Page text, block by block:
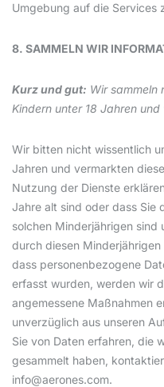
Umgebung auf die Services
8. SAMMELN WIR
Kurz und gut: Wir sammeln
Kindern unter 18 Jahren
Wir bitten nicht wissentlich
Jahren und vermarkten
Nutzung der Dienste
Jahre alt sind oder dass Sie
solchen Minderjährigen
durch diesen Minderjährigen
dass personenbezogene
erfasst wurden, werden wir
angemessene Maßnahmen
unverzüglich aus unseren
Sie von Daten erfahren, die
gesammelt haben,
info@aerones.com.